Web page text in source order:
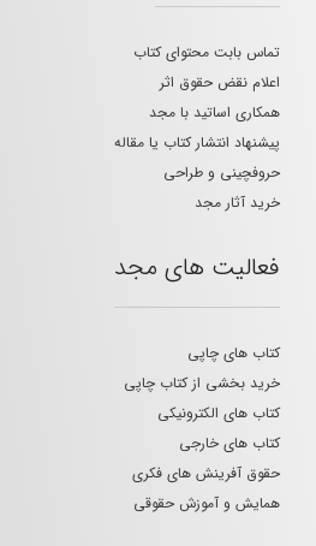
تماس بابت محتوای کتاب
اعلام نقض حقوق اثر
همکاری اساتید با مجد
پیشنهاد انتشار کتاب یا مقاله
حروفچینی و طراحی
خرید آثار مجد
فعالیت های مجد
کتاب های چاپی
خرید بخشی از کتاب چاپی
کتاب های الکترونیکی
کتاب های خارجی
حقوق آفرینش های فکری
همایش و آموزش حقوقی